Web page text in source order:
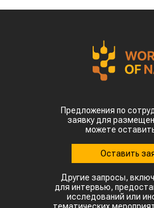
Предложения по
заявку для
можете
Оставить
Другие запросы,
для интервью,
исследований или
тематических